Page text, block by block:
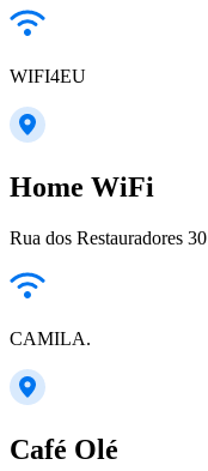
WIFI4EU
Home WiFi
Rua dos Restauradores 30
CAMILA.
Café Olé